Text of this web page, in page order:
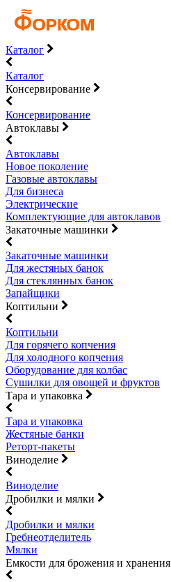
Каталог
Каталог
Консервирование
Консервирование
Автоклавы
Автоклавы
Новое поколение
Газовые автоклавы
Для бизнеса
Электрические
Комплектующие для автоклавов
Закаточные машинки
Закаточные машинки
Для жестяных банок
Для стеклянных банок
Запайщики
Коптильни
Коптильни
Для горячего копчения
Для холодного копчения
Оборудование для колбас
Сушилки для овощей и фруктов
Тара и упаковка
Тара и упаковка
Жестяные банки
Реторт-пакеты
Виноделие
Виноделие
Дробилки и мялки
Дробилки и мялки
Гребнеотделитель
Мялки
Емкости для брожения и хранения